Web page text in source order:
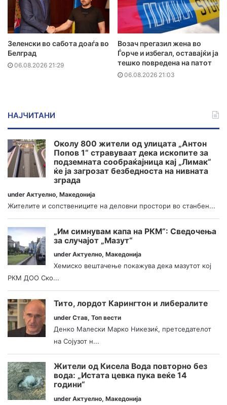
Зеленски во сабота доаѓа во
Белград
06.08.2026 21:29
Возач прегазил жена во
Ѓорче и избегал, оставајќи ја
тешко повредена на патот
06.08.2026 21:03
НАЈЧИТАНИ
Околу 800 жители од улицата „Антон
Попов 1“ стравуваат дека ископите за
подземната сообраќајница кај „Лимак“
ќе ја загрозат безбедноста на нивната
зграда
under Актуелно, Македонија
Жителите и сопствениците на деловни простори во станбен...
„Им симнувам капа на РКМ“: Сведочења
за случајот „Мазут“
under Актуелно, Македонија
Хемиско вештачење покажува дека мазутот кој
РКМ ДОО Ско...
Тито, лордот Карингтон и либералите
under Став, Топ вести
Денко Малески Марко Никезиќ, претседателот
на Сојузот н...
Жители од Кисела Вода повторно без
вода: „Истата цевка пука веќе 14
години“
under Актуелно, Македонија